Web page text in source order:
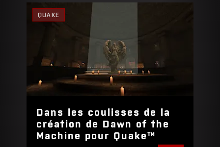
QUAKE
Dans les coulisses de la
création de Dawn of the
Machine pour Quake™